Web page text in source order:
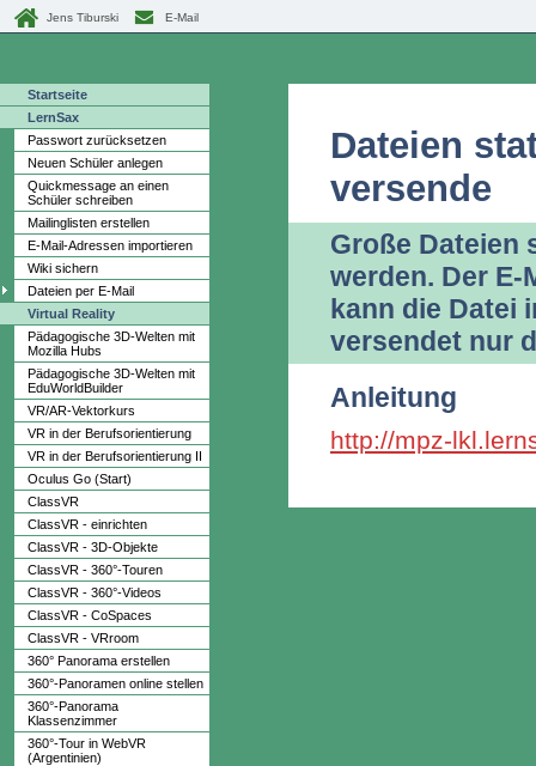
Jens Tiburski E-Mail
Startseite
LernSax
Passwort zurücksetzen
Neuen Schüler anlegen
Quickmessage an einen
Schüler schreiben
Mailinglisten erstellen
E-Mail-Adressen importieren
Wiki sichern
Dateien per E-Mail
Virtual Reality
Pädagogische 3D-Welten mit
Mozilla Hubs
Pädagogische 3D-Welten mit
EduWorldBuilder
VR/AR-Vektorkurs
VR in der Berufsorientierung
VR in der Berufsorientierung II
Oculus Go (Start)
ClassVR
ClassVR - einrichten
ClassVR - 3D-Objekte
ClassVR - 360°-Touren
ClassVR - 360°-Videos
ClassVR - CoSpaces
ClassVR - VRroom
360° Panorama erstellen
360°-Panoramen online stellen
360°-Panorama
Klassenzimmer
360°-Tour in WebVR
(Argentinien)
Dateien
versende
Große Dateien
werden. Der
kann die Datei
versendet nur
Anleitung
http://mpz-